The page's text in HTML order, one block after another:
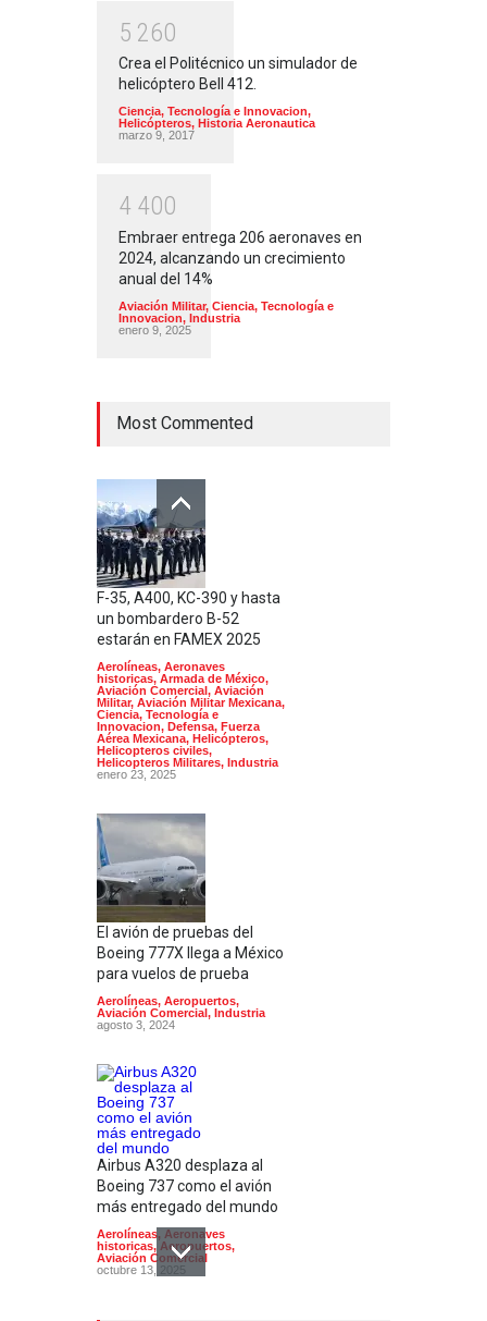
5 260
Crea el Politécnico un simulador de
helicóptero Bell 412.
Ciencia, Tecnología e Innovacion,
Helicópteros, Historia Aeronautica
marzo 9, 2017
4 400
Embraer entrega 206 aeronaves en
2024, alcanzando un crecimiento
anual del 14%
Aviación Militar, Ciencia, Tecnología e
Innovacion, Industria
enero 9, 2025
Most Commented
F-35, A400, KC-390 y hasta
un bombardero B-52
estarán en FAMEX 2025
Aerolíneas, Aeronaves
historicas, Armada de México,
Aviación Comercial, Aviación
Militar, Aviación Militar Mexicana,
Ciencia, Tecnología e
Innovacion, Defensa, Fuerza
Aérea Mexicana, Helicópteros,
Helicopteros civiles,
Helicopteros Militares, Industria
enero 23, 2025
El avión de pruebas del
Boeing 777X llega a México
para vuelos de prueba
Aerolíneas, Aeropuertos,
Aviación Comercial, Industria
agosto 3, 2024
Airbus A320 desplaza al
Boeing 737 como el avión
más entregado del mundo
Aerolíneas, Aeronaves
historicas, Aeropuertos,
Aviación Comercial
octubre 13, 2025